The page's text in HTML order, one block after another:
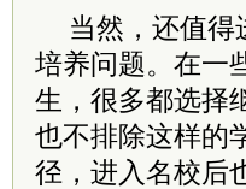
当然，还值
培养问题。在一
生，很多都选择
也不排除这样的
径，进入名校后